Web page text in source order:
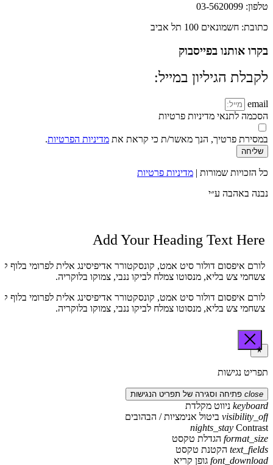
טלפון: 03-5620099
כתובת: חשמונאים 100 תל אביב
בקרו אותנו בפייסבוק
לקבלת הגיליון במייל:
email
הסכמה לתנאי מדיניות פרטיות
במסירת פרטיך, הנך מאשר/ת כי קראת את מדיניות הפרטיות.
שליחה
כל הזכויות שמורות | מדיניות פרטיות
נבנה באהבה ע״י
Add Your Heading Text Here
לורם איפסום דולור סיט אמט, קונסקטורר אדיפיסינג אלית לפרומי בלוף
צשחמי צש בליא, מנסוטו צמלח לביקו ננבי, צמוקו בלוקריה.
לורם איפסום דולור סיט אמט, קונסקטורר אדיפיסינג אלית לפרומי בלוף
צשחמי צש בליא, מנסוטו צמלח לביקו ננבי, צמוקו בלוקריה.
תפריט נגישות
close פתיחה וסגירה של תפריט הנגישות
keyboard ניווט מקלדת
visibility_off ביטול אנימציות / הבהובים
nights_stay Contrast
format_size הגדלת טקסט
text_fields הקטנת טקסט
font_download גופן קריא